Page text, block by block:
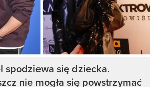
spodziewa się dziecka.
nie mogła się powstrzymać